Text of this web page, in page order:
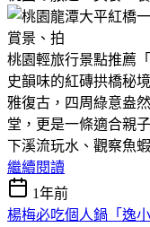
桃園輕旅行景點推薦
史韻味的紅磚拱橋秘
雅復古，四周綠意盎
堂，更是一條適合親
下溪流玩水、觀察魚
繼續閱讀
1年前
楊梅必吃個人鍋「逸